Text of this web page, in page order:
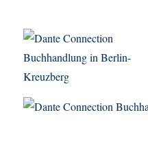
Dante